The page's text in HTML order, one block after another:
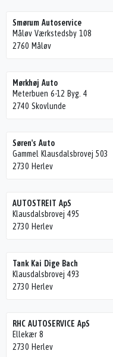
Smørum Autoservice
Måløv Værkstedsby 108
2760 Måløv
Mørkhøj Auto
Meterbuen 6-12 Byg. 4
2740 Skovlunde
Søren's Auto
Gammel Klausdalsbrovej 503
2730 Herlev
AUTOSTREIT ApS
Klausdalsbrovej 495
2730 Herlev
Tank Kai Dige Bach
Klausdalsbrovej 493
2730 Herlev
RHC AUTOSERVICE ApS
Ellekær 8
2730 Herlev